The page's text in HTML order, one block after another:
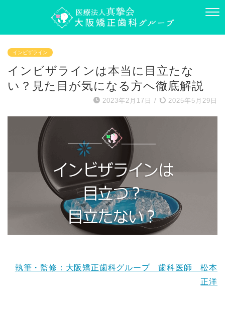
インビザライン
インビザラインは本当に目立たな
い？見た目が気になる方へ徹底解説
2023年2月17日 / 2025年5月29日
執筆・監修：大阪矯正歯科グループ 歯科医師 松本
正洋